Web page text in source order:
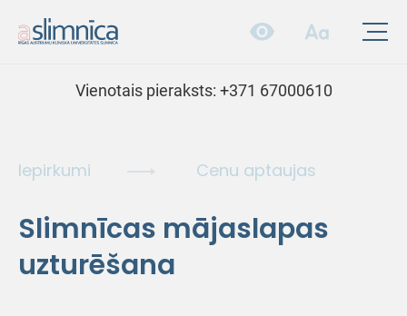
Vienotais pieraksts: +371 67000610
Iepirkumi Cenu aptaujas
Slimnīcas mājaslapas
uzturēšana